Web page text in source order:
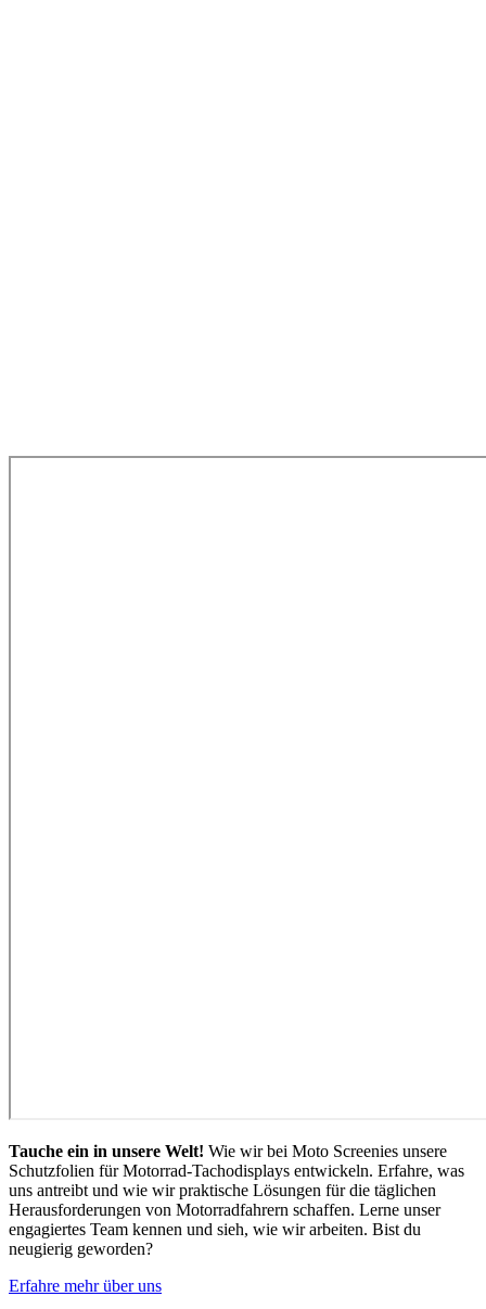
Tauche ein in unsere Welt! Wie wir bei Moto Screenies unsere
Schutzfolien für Motorrad-Tachodisplays entwickeln. Erfahre, was
uns antreibt und wie wir praktische Lösungen für die täglichen
Herausforderungen von Motorradfahrern schaffen. Lerne unser
engagiertes Team kennen und sieh, wie wir arbeiten. Bist du
neugierig geworden?
Erfahre mehr über uns